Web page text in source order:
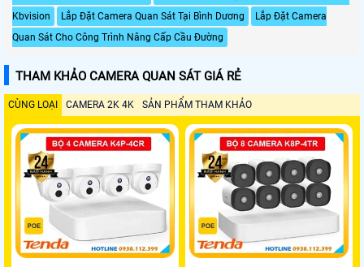
Kbvision
Lắp Đặt Camera Quan Sát Tại Bình Dương
Lắp Đặt Camera
Quan Sát Cho Công Trình Nâng Cấp Cầu Đường
THAM KHẢO CAMERA QUAN SÁT GIÁ RẺ
CÙNG LOẠI CAMERA 2K 4K SẢN PHẨM THAM KHẢO